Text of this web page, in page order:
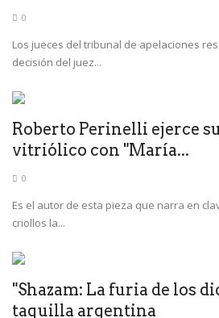
0
Los jueces del tribunal de apelaciones
decisión del juez...
Roberto Perinelli ejerce
vitriólico con "María...
0
Es el autor de esta pieza que narra en
criollos la...
"Shazam: La furia de los
taquilla argentina